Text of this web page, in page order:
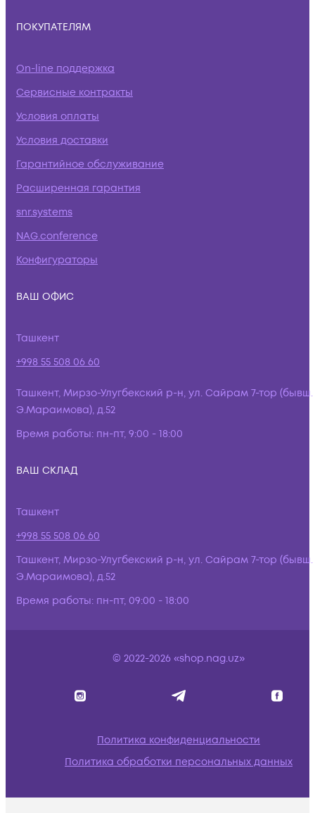
ПОКУПАТЕЛЯМ
On-line поддержка
Сервисные контракты
Условия оплаты
Условия доставки
Гарантийное обслуживание
Расширенная гарантия
snr.systems
NAG.conference
Конфигураторы
ВАШ ОФИС
Ташкент
+998 55 508 06 60
Ташкент, Мирзо-Улугбекский р-н, ул. Сайрам 7-тор (бывш.
Э.Мараимова), д.52
Время работы: пн-пт, 9:00 - 18:00
ВАШ СКЛАД
Ташкент
+998 55 508 06 60
Ташкент, Мирзо-Улугбекский р-н, ул. Сайрам 7-тор (бывш.
Э.Мараимова), д.52
Время работы: пн-пт, 09:00 - 18:00
© 2022-2026 «shop.nag.uz»
Политика конфиденциальности
Политика обработки персональных данных